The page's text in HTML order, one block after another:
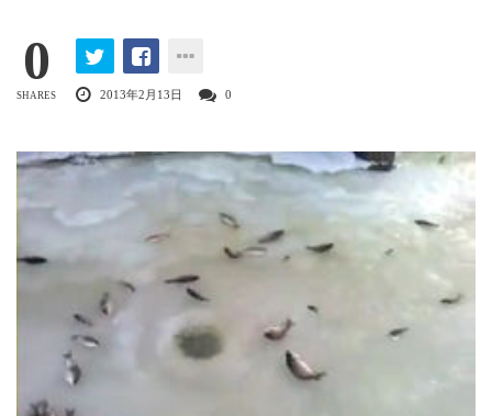
0
SHARES 2013年2月13日 0